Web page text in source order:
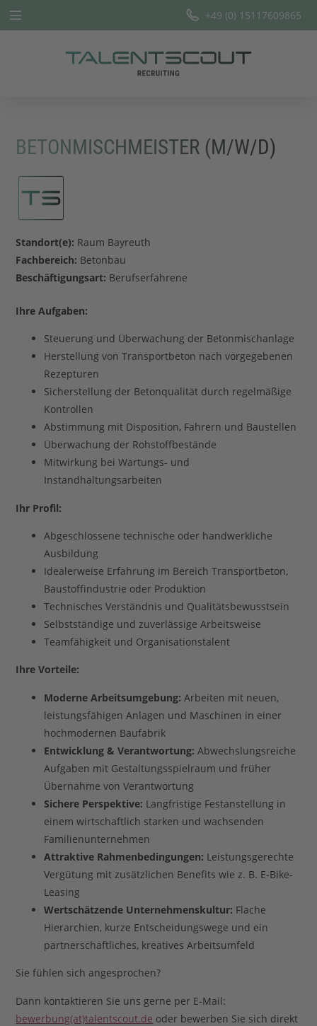
Offene Stellen
+49 (0) 15117609865
BETONMISCHMEISTER (M/W/D)
Standort(e): Raum Bayreuth
Fachbereich: Betonbau
Beschäftigungsart: Berufserfahrene
Ihre Aufgaben:
Steuerung und Überwachung der Betonmischanlage
Herstellung von Transportbeton nach vorgegebenen
Rezepturen
Sicherstellung der Betonqualität durch regelmäßige
Kontrollen
Abstimmung mit Disposition, Fahrern und Baustellen
Überwachung der Rohstoffbestände
Mitwirkung bei Wartungs- und
Instandhaltungsarbeiten
Ihr Profil:
Abgeschlossene technische oder handwerkliche
Ausbildung
Idealerweise Erfahrung im Bereich Transportbeton,
Baustoffindustrie oder Produktion
Technisches Verständnis und Qualitätsbewusstsein
Selbstständige und zuverlässige Arbeitsweise
Teamfähigkeit und Organisationstalent
Ihre Vorteile:
Moderne Arbeitsumgebung:Arbeiten mit neuen,
leistungsfähigen Anlagen und Maschinen in einer
hochmodernen Baufabrik
Entwicklung & Verantwortung:Abwechslungsreiche
Aufgaben mit Gestaltungsspielraum und früher
Übernahme von Verantwortung
Sichere Perspektive: Langfristige Festanstellung in
einem wirtschaftlich starken und wachsenden
Familienunternehmen
Attraktive Rahmenbedingungen: Leistungsgerechte
Vergütung mit zusätzlichen Benefits wie z. B. E-Bike-
Leasing
Wertschätzende Unternehmenskultur: Flache
Hierarchien, kurze Entscheidungswege und ein
partnerschaftliches, kreatives Arbeitsumfeld
Sie fühlen sich angesprochen?
Dann kontaktieren Sie uns gerne per E-Mail:
bewerbung(at)talentscout.de oder bewerben Sie sich direkt